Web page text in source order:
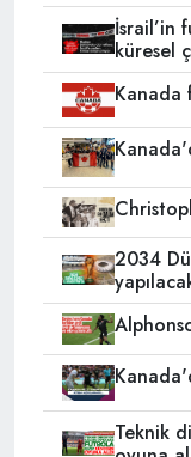
İsrail’in
küresel
Kanada
2034
Teknik